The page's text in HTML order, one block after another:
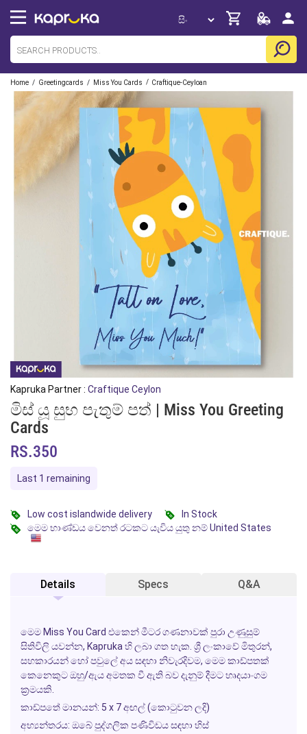
Home / Greetingcards / Miss You Cards / Craftique-Ceyloan
Kapruka Partner : Craftique Ceylon
මිස් යූ සුභ පැතුම් පත් | Miss You Greeting
Cards
RS.350
Last 1 remaining
Low cost islandwide delivery
In Stock
මෙම භාණ්ඩය වෙනත් රටකට යැවිය යුතු නම් United States
Details Specs Q&A
මෙම Miss You Card එකෙන් මීටර ගණනාවක් පුරා උණුසුම්
සිතිවිලි යවන්න, Kapruka හි ලබා ගත හැක. ශ්‍රී ලංකාවේ මිතුරන්,
සහකාරයන් හෝ පවුලේ අය සඳහා නිවැරදිවම, මෙම කාඩ්පතක්
කෙනෙකුට ඔහු/ඇය අමතක වී ඇති බව දැනුම් දීමට හෘදයාංගම
ක්‍රමයකි.
කාඩ්පතේ මානයන්: 5 x 7 අඟල් (කොටුවන ලදි)
අභ්‍යන්තරය: ඔබේ පුද්ගලික පණිවිඩය සඳහා හිස්